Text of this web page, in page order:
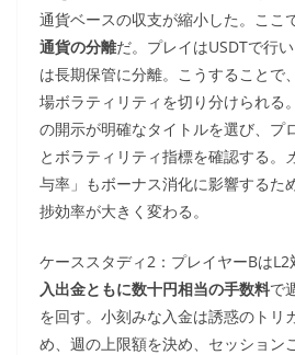
通貨ベースの収支が縮小した。ここ
通貨の分離だ。プレイはUSDTで行
は長期保管に分離。こうすることで
場ボラティリティを切り分けられる
の開示が明確なタイトルを選び、プ
とボラティリティ指標を確認する。
与率」もボーナス消化に影響するた
捗効率が大きく変わる。
ケーススタディ2：プレイヤーBはL2
入出金ともに数十円相当の手数料で
を回す。小刻みな入金は誘惑のトリ
め、週の上限額を決め、セッション